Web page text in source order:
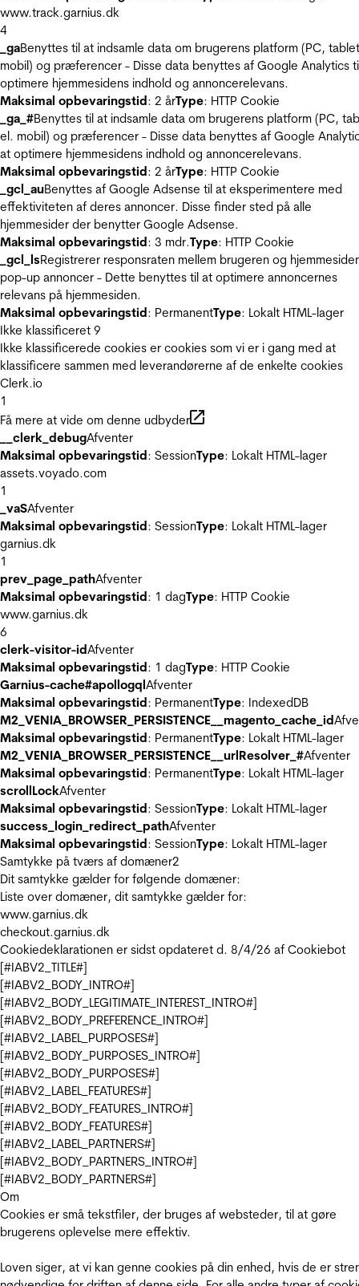
www.track.garnius.dk
4
_gaBenyttes til at indsamle data om brugerens platform (PC,
mobil) og præferencer - Disse data benyttes af Google Analytics
optimere hjemmesidens indhold og annoncerelevans.
Maksimal opbevaringstid: 2 årType: HTTP Cookie
_ga_#Benyttes til at indsamle data om brugerens platform (PC,
el. mobil) og præferencer - Disse data benyttes af Google
at optimere hjemmesidens indhold og annoncerelevans.
Maksimal opbevaringstid: 2 årType: HTTP Cookie
_gcl_auBenyttes af Google Adsense til at eksperimentere med
effektiviteten af deres annoncer. Disse finder sted på alle
hjemmesider der benytter Google Adsense.
Maksimal opbevaringstid: 3 mdr.Type: HTTP Cookie
_gcl_lsRegistrerer responsraten mellem brugeren og
pop-up annoncer - Dette benyttes til at optimere annoncernes
relevans på hjemmesiden.
Maksimal opbevaringstid: PermanentType: Lokalt HTML-lager
Ikke klassificeret 9
Ikke klassificerede cookies er cookies som vi er i gang med at
klassificere sammen med leverandørerne af de enkelte cookies
Clerk.io
1
Få mere at vide om denne udbyder
__clerk_debugAfventer
Maksimal opbevaringstid: SessionType: Lokalt HTML-lager
assets.voyado.com
1
_vaSAfventer
Maksimal opbevaringstid: SessionType: Lokalt HTML-lager
garnius.dk
1
prev_page_pathAfventer
Maksimal opbevaringstid: 1 dagType: HTTP Cookie
www.garnius.dk
6
clerk-visitor-idAfventer
Maksimal opbevaringstid: 1 dagType: HTTP Cookie
Garnius-cache#apollogqlAfventer
Maksimal opbevaringstid: PermanentType: IndexedDB
M2_VENIA_BROWSER_PERSISTENCE__magento_cache_id
Maksimal opbevaringstid: PermanentType: Lokalt HTML-lager
M2_VENIA_BROWSER_PERSISTENCE__urlResolver_#Afventer
Maksimal opbevaringstid: PermanentType: Lokalt HTML-lager
scrollLockAfventer
Maksimal opbevaringstid: SessionType: Lokalt HTML-lager
success_login_redirect_pathAfventer
Maksimal opbevaringstid: SessionType: Lokalt HTML-lager
Samtykke på tværs af domæner2
Dit samtykke gælder for følgende domæner:
Liste over domæner, dit samtykke gælder for:
www.garnius.dk
checkout.garnius.dk
Cookiedeklarationen er sidst opdateret d. 8/4/26 af Cookiebot
[#IABV2_TITLE#]
[#IABV2_BODY_INTRO#]
[#IABV2_BODY_LEGITIMATE_INTEREST_INTRO#]
[#IABV2_BODY_PREFERENCE_INTRO#]
[#IABV2_LABEL_PURPOSES#]
[#IABV2_BODY_PURPOSES_INTRO#]
[#IABV2_BODY_PURPOSES#]
[#IABV2_LABEL_FEATURES#]
[#IABV2_BODY_FEATURES_INTRO#]
[#IABV2_BODY_FEATURES#]
[#IABV2_LABEL_PARTNERS#]
[#IABV2_BODY_PARTNERS_INTRO#]
[#IABV2_BODY_PARTNERS#]
Om
Cookies er små tekstfiler, der bruges af websteder, til at gøre
brugerens oplevelse mere effektiv.
Loven siger, at vi kan genne cookies på din enhed, hvis de er